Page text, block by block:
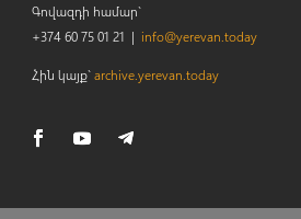
Գովազդի համար`
+374 60 75 01 21 | info@yerevan.today
Հին կայք`archive.yerevan.today